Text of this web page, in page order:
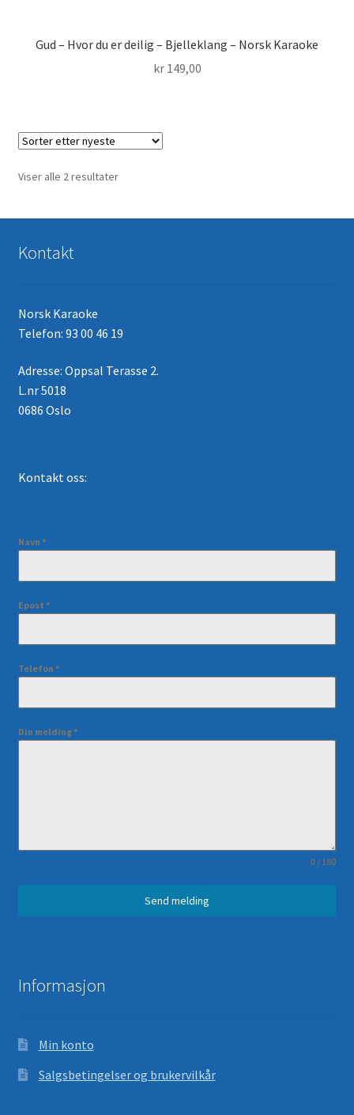
Gud – Hvor du er deilig – Bjelleklang – Norsk Karaoke
kr149,00
Viser alle 2 resultaterSortert
Kontakt
Norsk Karaoke
Telefon: 93 00 46 19
Adresse: Oppsal Terasse 2.
L.nr 5018
0686 Oslo
Kontakt oss:
Navn *
Epost *
Telefon *
Din melding*
0 / 180
Send melding
Informasjon
Min konto
Salgsbetingelser og brukervilkår